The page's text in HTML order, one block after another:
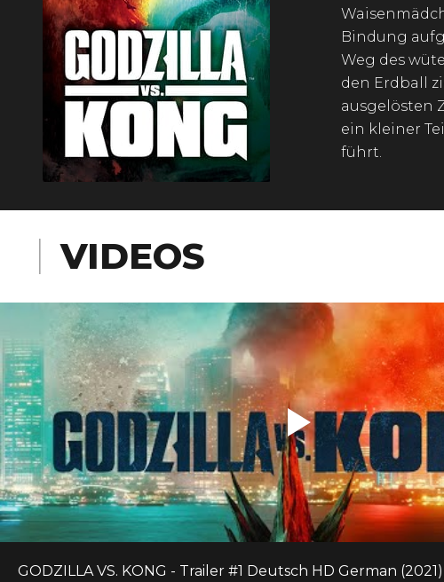
Bindung
Weg des
den Erdball
ausgelösten
ein kleiner
führt.
VIDEOS
GODZILLA VS. KONG - Trailer #1 Deutsch HD German (2021)